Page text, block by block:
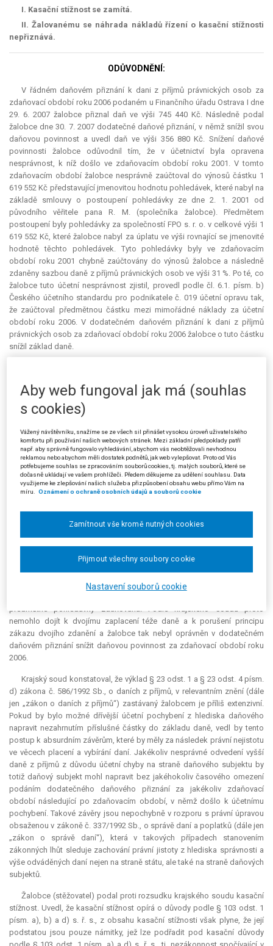
I. Kasační stížnost se zamítá.
II. Žalovanému se náhrada nákladů řízení o kasační stížnosti
nepřiznává.
ODŮVODNĚNÍ:
V řádném daňovém přiznání k dani z příjmů právnických osob za
zdaňovací období roku 2006 podaném u Finančního úřadu Ostrava I dne
29. 6. 2007 žalobce přiznal daň ve výši 745 440 Kč. Následně podal
žalobce dne 30. 7. 2007 dodatečné daňové přiznání, v němž snížil svou
daňovou povinnost a uvedl daň ve výši 356 880 Kč. Snížení daňové
povinnosti žalobce odůvodnil tím, že v účetnictví byla opravena
nesprávnost, k níž došlo ve zdaňovacím období roku 2001. V tomto
zdaňovacím období žalobce nesprávně zaúčtoval do výnosů částku 1
619 552 Kč představující jmenovitou hodnotu pohledávek, které nabyl na
základě smlouvy o postoupení pohledávky ze dne 2. 1. 2001 od
původního věřitele pana R. M. (společníka žalobce). Předmětem
postoupení byly pohledávky za společností FPO s. r. o. v celkové výši 1
619 552 Kč, které žalobce nabyl za úplatu ve výši rovnající se jmenovité
hodnotě těchto pohledávek. Tyto pohledávky byly ve zdaňovacím
období roku 2001 chybně zaúčtovány do výnosů žalobce a následně
zdaněny sazbou daně z příjmů právnických osob ve výši 31 %. Po té, co
žalobce tuto účetní nesprávnost zjistil, provedl podle čl. 6.1. písm. b)
Českého účetního standardu pro podnikatele č. 019 účetní opravu tak,
že zaúčtoval předmětnou částku mezi mimořádné náklady za účetní
období roku 2006. V dodatečném daňovém přiznání k dani z příjmů
právnických osob za zdaňovací období roku 2006 žalobce o tuto částku
snížil základ daně.
168147/08/388913/6453, žalobci dodatečně vyměřil daň z příjmů
právnických osob za zdaňovací období roku 2006 ve výši 0 Kč, tedy
potvrdil původní daňovou povinnost ve výši 745 440 Kč. Odvolání
žalobce proti tomuto rozhodnutí správce daně žalovaný rozhodnutím ze
dne 18. 2. 2009, č. j. 10533/08-1202-802360, zamítl. Žalobce podal proti
rozhodnutí žalovaného žalobu, kterou Krajský soud v Ostravě shora
uvedeným rozsudkem ze dne 27. 8. 2009, č. j. 22 Ca 139/2009 - 25,
zamítl.
možné napravit z hlediska daňového pouze podáním dodatečného
daňového přiznání za zdaňovací období roku 2001, a nikoliv podáním
dodatečného daňového přiznání za zdaňovací období roku 2006.
Předmětné účetní pochybení se zcela nesporně týkalo výhradně
zdaňovacího období roku 2001 a nebylo zde tedy věcné ani časové
souvislosti se zdaňovacím obdobím roku 2006. Předmětná částka byla
žalobcem v důsledku účetní chyby nesprávně zdaněna již v roce 2001, ve
předmětné pohledávky zdaňována. Podle krajského soudu proto
nemohlo dojít k dvojímu zaplacení téže daně a k porušení principu
zákazu dvojího zdanění a žalobce tak nebyl oprávněn v dodatečném
daňovém přiznání snížit daňovou povinnost za zdaňovací období roku
2006.
Krajský soud konstatoval, že výklad § 23 odst. 1 a § 23 odst. 4 písm.
d) zákona č. 586/1992 Sb., o daních z příjmů, v relevantním znění (dále
jen „zákon o daních z příjmů“) zastávaný žalobcem je příliš extenzivní.
Pokud by bylo možné dřívější účetní pochybení z hlediska daňového
napravit nezahrnutím příslušné částky do základu daně, vedl by tento
postup k absurdním závěrům, které by měly za následek právní nejistotu
ve věcech placení a vybírání daní. Jakékoliv nesprávné odvedení vyšší
daně z příjmů z důvodu účetní chyby na straně daňového subjektu by
totiž daňový subjekt mohl napravit bez jakéhokoliv časového omezení
podáním dodatečného daňového přiznání za jakékoliv zdaňovací
období následující po zdaňovacím období, v němž došlo k účetnímu
pochybení. Takové závěry jsou nepochybně v rozporu s právní úpravou
obsaženou v zákoně č. 337/1992 Sb., o správě daní a poplatků (dále jen
„zákon o správě daní“), která v takových případech stanovením
zákonných lhůt sleduje zachování právní jistoty z hlediska správnosti a
výše odváděných daní nejen na straně státu, ale také na straně daňových
subjektů.
Žalobce (stěžovatel) podal proti rozsudku krajského soudu kasační
stížnost. Uvedl, že kasační stížnost opírá o důvody podle § 103 odst. 1
písm. a), b) a d) s. ř. s., z obsahu kasační stížnosti však plyne, že její
podstatou jsou pouze námitky, jež lze podřadit pod kasační důvody
Aby web fungoval jak má (souhlas
s cookies)
Vážený návštěvníku, snažíme se ze všech sil přinášet vysokou úroveň uživatelského
komfortu při používání našich webových stránek. Mezi základní předpoklady patří
např. aby správně fungovalo vyhledávání, abychom vás neobtěžovali nevhodnou
reklamou nebo abychom měli dostatek podnětů, jak web vylepšovat. Proto od Vás
potřebujeme souhlas se zpracováním souborů cookies, tj. malých souborů, které se
dočasně ukládají ve vašem prohlížeči. Předem děkujeme za udělení souhlasu. Data
využijeme ke zlepšování našich služeb a přizpůsobení obsahu webu přímo Vám na
míru.
Oznámení o ochraně osobních údajů a souborů cookie
Nastavení souborů cookie
Zamítnout vše kromě nutných cookies
Přijmout všechny soubory cookie